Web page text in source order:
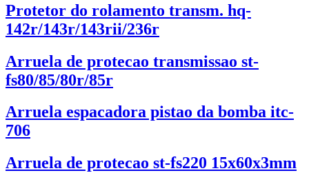
Protetor do rolamento transm. hq-
142r/143r/143rii/236r
Arruela de protecao transmissao st-
fs80/85/80r/85r
Arruela espacadora pistao da bomba itc-
706
Arruela de protecao st-fs220 15x60x3mm